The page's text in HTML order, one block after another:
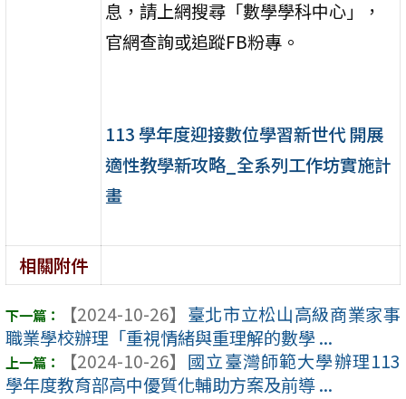
息，請上網搜尋「數學學科中心」，
官網查詢或追蹤FB粉專。
113 學年度迎接數位學習新世代 開展
適性教學新攻略_全系列工作坊實施計
畫
相關附件
【2024-10-26】 臺北市立松山高級商業家事
職業學校辦理「重視情緒與重理解的數學 ...
【2024-10-26】 國立臺灣師範大學辦理113
學年度教育部高中優質化輔助方案及前導 ...